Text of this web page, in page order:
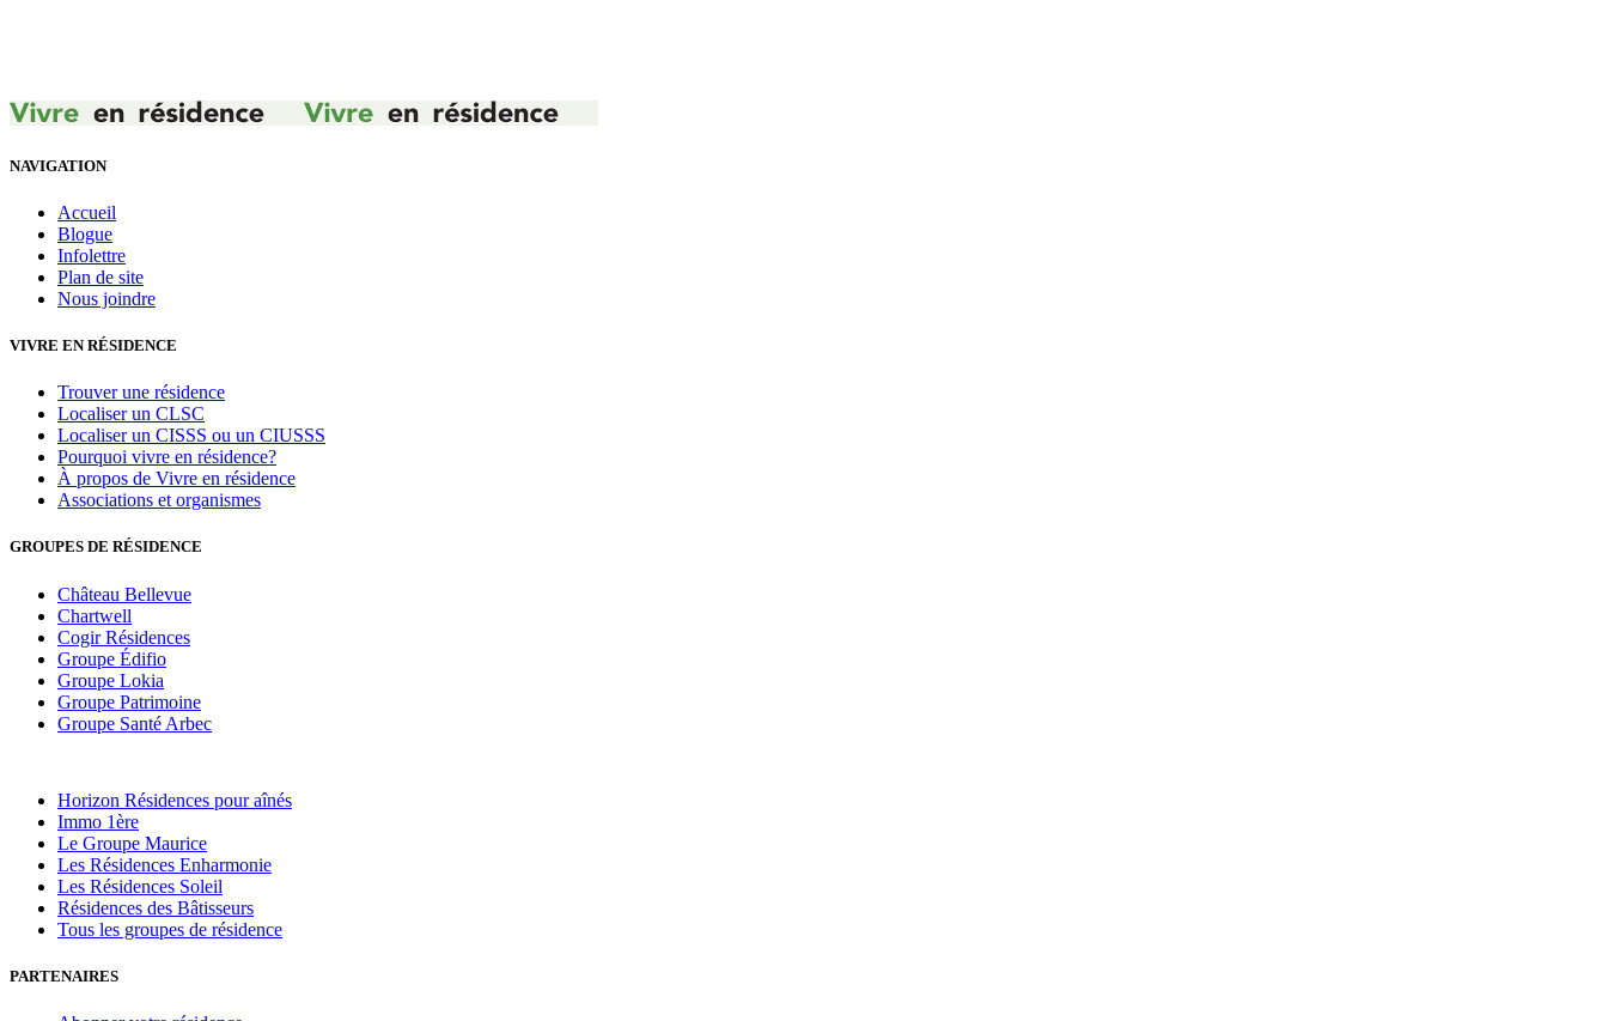
NAVIGATION
Accueil
Blogue
Infolettre
Plan de site
Nous joindre
VIVRE EN RÉSIDENCE
Trouver une résidence
Localiser un CLSC
Localiser un CISSS ou un CIUSSS
Pourquoi vivre en résidence?
À propos de Vivre en résidence
Associations et organismes
GROUPES DE RÉSIDENCE
Château Bellevue
Chartwell
Cogir Résidences
Groupe Édifio
Groupe Lokia
Groupe Patrimoine
Groupe Santé Arbec
Horizon Résidences pour aînés
Immo 1ère
Le Groupe Maurice
Les Résidences Enharmonie
Les Résidences Soleil
Résidences des Bâtisseurs
Tous les groupes de résidence
PARTENAIRES